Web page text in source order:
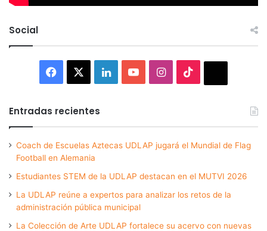
Social
Facebook LinkedInYouTubeInstagram
Entradas recientes
Coach de Escuelas Aztecas UDLAP jugará el Mundial de Flag
Football en Alemania
Estudiantes STEM de la UDLAP destacan en el MUTVI 2026
La UDLAP reúne a expertos para analizar los retos de la
administración pública municipal
La Colección de Arte UDLAP fortalece su acervo con nuevas